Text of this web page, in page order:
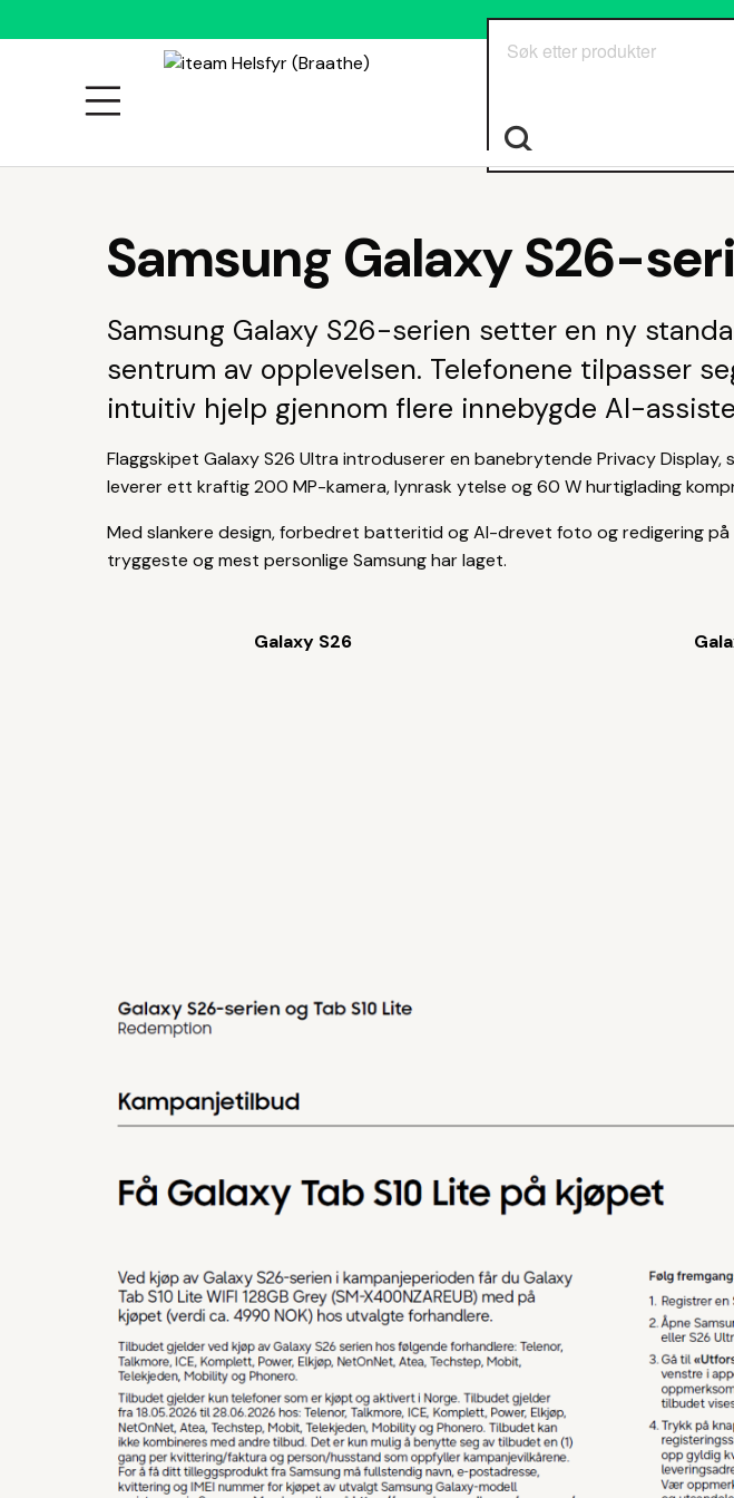
Søk
ALLE
PRODUKTER
Samsung Galaxy S26-
Samsung Galaxy S26-serien setter en ny
sentrum av opplevelsen. Telefonene tilpasser
intuitiv hjelp gjennom flere innebygde AI-
Flaggskipet Galaxy S26 Ultra introduserer en banebrytende Privacy
leverer ett kraftig 200 MP-kamera, lynrask ytelse og 60 W hurtiglading
Med slankere design, forbedret batteritid og AI-drevet foto og redigering
tryggeste og mest personlige Samsung har laget.
Galaxy S26